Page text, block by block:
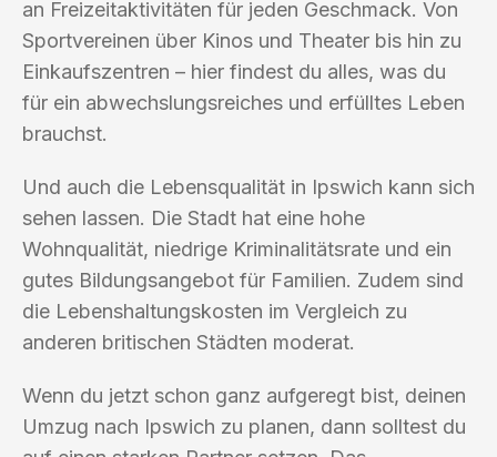
an Freizeitaktivitäten für jeden Geschmack. Von
Sportvereinen über Kinos und Theater bis hin zu
Einkaufszentren – hier findest du alles, was du
für ein abwechslungsreiches und erfülltes Leben
brauchst.
Und auch die Lebensqualität in Ipswich kann sich
sehen lassen. Die Stadt hat eine hohe
Wohnqualität, niedrige Kriminalitätsrate und ein
gutes Bildungsangebot für Familien. Zudem sind
die Lebenshaltungskosten im Vergleich zu
anderen britischen Städten moderat.
Wenn du jetzt schon ganz aufgeregt bist, deinen
Umzug nach Ipswich zu planen, dann solltest du